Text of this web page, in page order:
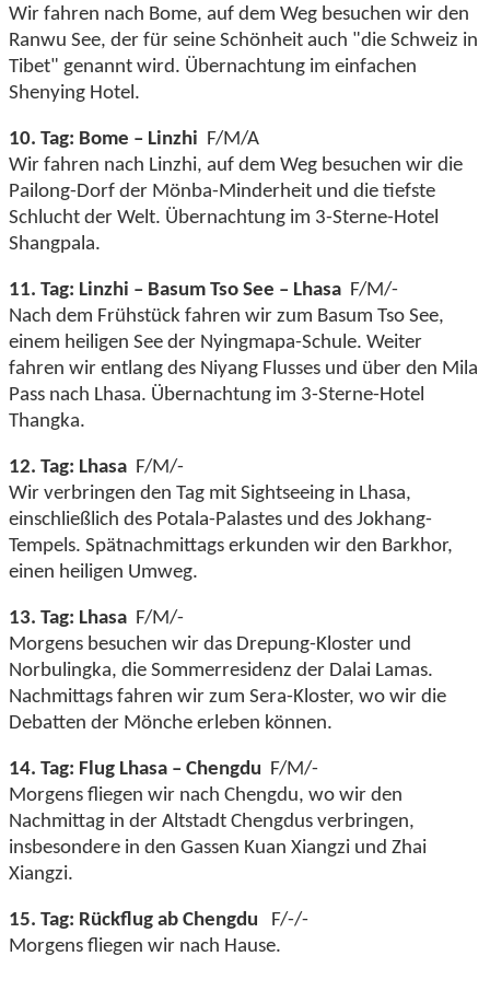
Wir fahren nach Bome, auf dem Weg besuchen wir den
Ranwu See, der für seine Schönheit auch "die Schweiz in
Tibet" genannt wird. Übernachtung im einfachen
Shenying Hotel.
10. Tag: Bome – Linzhi
F/M/A
Wir fahren nach Linzhi, auf dem Weg besuchen wir die
Pailong-Dorf der Mönba-Minderheit und die tiefste
Schlucht der Welt. Übernachtung im 3-Sterne-Hotel
Shangpala.
11. Tag: Linzhi – Basum Tso See – Lhasa F/M/-
Nach dem Frühstück fahren wir zum Basum Tso See,
einem heiligen See der Nyingmapa-Schule. Weiter
fahren wir entlang des Niyang Flusses und über den Mila
Pass nach Lhasa. Übernachtung im 3-Sterne-Hotel
Thangka.
12. Tag: Lhasa F/M/-
Wir verbringen den Tag mit Sightseeing in Lhasa,
einschließlich des Potala-Palastes und des Jokhang-
Tempels. Spätnachmittags erkunden wir den Barkhor,
einen heiligen Umweg.
13. Tag: Lhasa F/M/-
Morgens besuchen wir das Drepung-Kloster und
Norbulingka, die Sommerresidenz der Dalai Lamas.
Nachmittags fahren wir zum Sera-Kloster, wo wir die
Debatten der Mönche erleben können.
14. Tag: Flug Lhasa – Chengdu
F/M/-
Morgens fliegen wir nach Chengdu, wo wir den
Nachmittag in der Altstadt Chengdus verbringen,
insbesondere in den Gassen Kuan Xiangzi und Zhai
Xiangzi.
15. Tag: Rückflug ab Chengdu
F/-/-
Morgens fliegen wir nach Hause.